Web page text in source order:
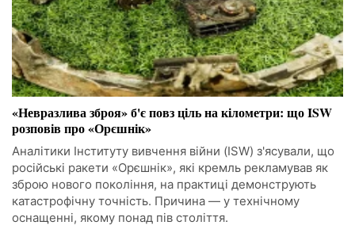
«Невразлива зброя» б'є повз ціль на кілометри: що ISW
розповів про «Орєшнік»
Аналітики Інституту вивчення війни (ISW) з'ясували, що
російські ракети «Орєшнік», які кремль рекламував як
зброю нового покоління, на практиці демонструють
катастрофічну точність. Причина — у технічному
оснащенні, якому понад пів століття.